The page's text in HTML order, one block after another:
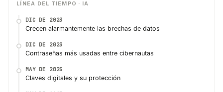
LÍNEA DEL TIEMPO · IA
DIC DE 2023
Crecen alarmantemente las brechas de datos
DIC DE 2023
Contraseñas más usadas entre cibernautas
MAY DE 2025
Claves digitales y su protección